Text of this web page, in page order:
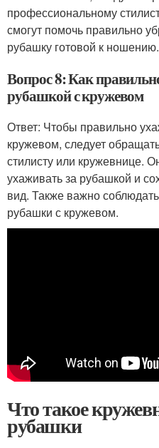
профессиональному
смогут помочь правильно
рубашку готовой к ношению.
Вопрос 8: Как
рубашкой с кружевом
Ответ: Чтобы правильно
кружевом, следует
стилисту или кружевнице.
ухаживать за рубашкой и
вид. Также важно
рубашки с кружевом.
Что такое
рубашки